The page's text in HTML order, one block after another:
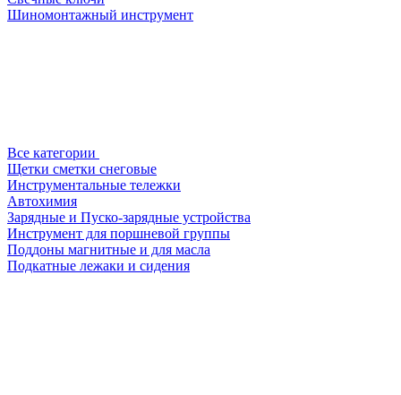
Шиномонтажный инструмент
Все категории
Щетки сметки снеговые
Инструментальные тележки
Автохимия
Зарядные и Пуско-зарядные устройства
Инструмент для поршневой группы
Поддоны магнитные и для масла
Подкатные лежаки и сидения